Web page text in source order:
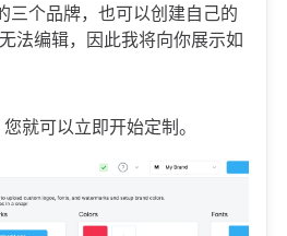
三个品牌，也可以创建自己的
法编辑，因此我将向你展示如
就可以立即开始定制。